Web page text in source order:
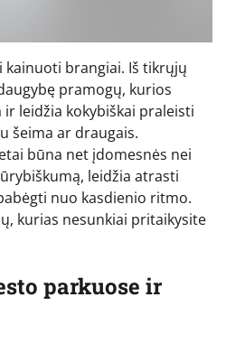
brangiai. Iš tikrųjų
pramogų, kurios
leidžia kokybiškai praleisti
šeima ar draugais.
būna net įdomesnės nei
leidžia atrasti
nuo kasdienio ritmo.
kurias nesunkiai pritaikysite
parkuose ir